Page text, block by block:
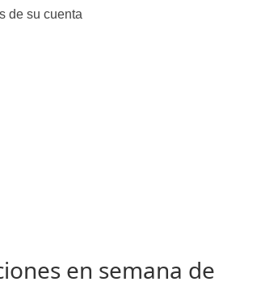
de su cuenta
en semana de